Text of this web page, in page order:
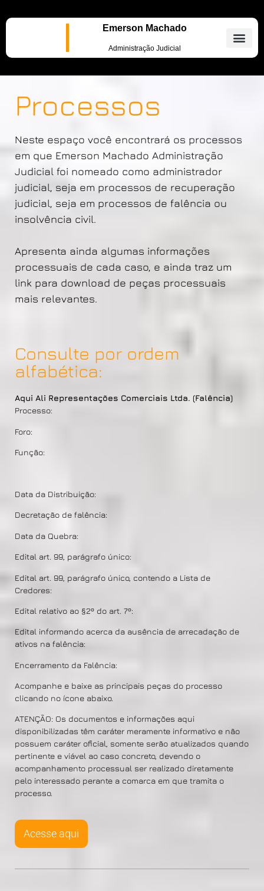
Emerson Machado
Administração Judicial
Processos
Neste espaço você encontrará os processos
em que Emerson Machado Administração
Judicial foi nomeado como administrador
judicial, seja em processos de recuperação
judicial, seja em processos de falência ou
insolvência civil.
Apresenta ainda algumas informações
processuais de cada caso, e ainda traz um
link para download de peças processuais
mais relevantes.
Consulte por ordem
alfabética:
Aqui Ali Representações Comerciais Ltda. (Falência)
Processo:
Foro:
Função:
Data da Distribuição:
Decretação de falência:
Data da Quebra:
Edital art. 99, parágrafo único:
Edital art. 99, parágrafo único, contendo a Lista de
Credores:
Edital relativo ao §2º do art. 7º:
Edital informando acerca da ausência de arrecadação de
ativos na falência:
Encerramento da Falência:
Acompanhe e baixe as principais peças do processo
clicando no ícone abaixo.
ATENÇÃO: Os documentos e informações aqui
disponibilizadas têm caráter meramente informativo e não
possuem caráter oficial, somente serão atualizados quando
pertinente e viável ao caso concreto, devendo o
acompanhamento processual ser realizado diretamente
pelo interessado perante a comarca em que tramita o
processo.
Acesse aqui